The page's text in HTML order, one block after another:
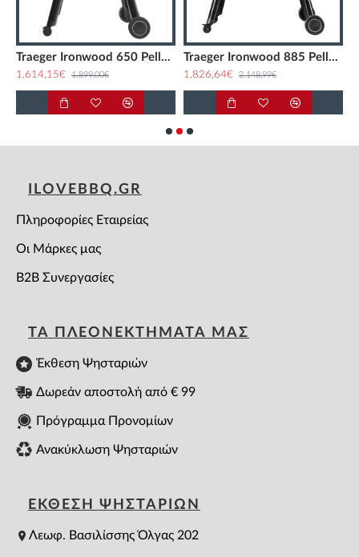
Traeger Ironwood 650 Pellet Grill
1.614,15€ 1.899,00€
Traeger Ironwood 885 Pellet Grill
1.826,64€ 2.148,99€
ILOVEBBQ.GR
Πληροφορίες Εταιρείας
Οι Μάρκες μας
B2B Συνεργασίες
ΤΑ ΠΛΕΟΝΕΚΤΗΜΑΤΑ ΜΑΣ
Έκθεση Ψησταριών
Δωρεάν αποστολή από € 99
Πρόγραμμα Προνομίων
Ανακύκλωση Ψησταριών
ΕΚΘΕΣΗ ΨΗΣΤΑΡΙΩΝ
Λεωφ. Βασιλίσσης Όλγας 202